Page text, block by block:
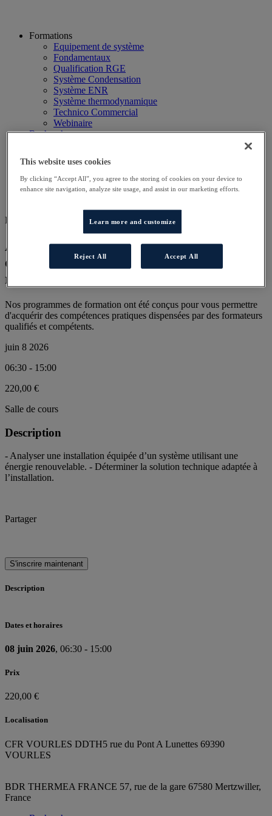
Formations
Equipement de système
Fondamentaux
Qualification RGE
Système Condensation
Système ENR
Système thermodynamique
Technico Commercial
Webinaire
Recherche
Contactez-nous
Autres sites
Particulier
DD ENR AT
Approfondissement technique des
équipements utilisant les énergies
renouvelables
Nos programmes de formation ont été conçus pour vous permettre
d'acquérir des compétences pratiques dispensées par des formateurs
qualifiés et compétents.
juin 8 2026
06:30 - 15:00
220,00 €
Salle de cours
Description
- Analyser une installation équipée d’un système utilisant une
énergie renouvelable. - Déterminer la solution technique adaptée à
l’installation.
Partager
S'inscrire maintenant
Description
Dates et horaires
08 juin 2026, 06:30 - 15:00
Prix
220,00 €
Localisation
CFR VOURLES DDTH5 rue du Pont A Lunettes 69390
VOURLES
BDR THERMEA FRANCE 57, rue de la gare 67580 Mertzwiller,
France
This website uses cookies
By clicking “Accept All”, you agree to the storing of cookies on your device to
enhance site navigation, analyze site usage, and assist in our marketing efforts.
Learn more and customize
Reject All Accept All